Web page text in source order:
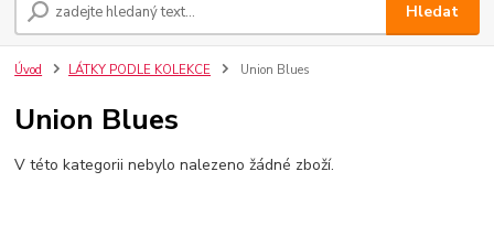
Hledat
Úvod LÁTKY PODLE KOLEKCE Union Blues
Union Blues
V této kategorii nebylo nalezeno žádné zboží.